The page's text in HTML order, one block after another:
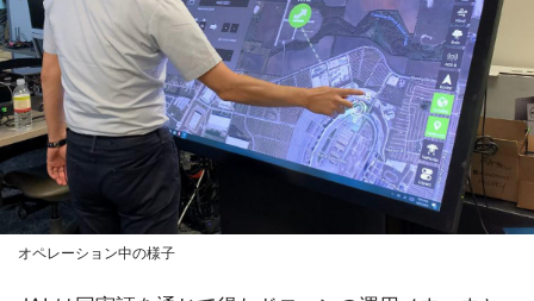
オペレーション中の様子